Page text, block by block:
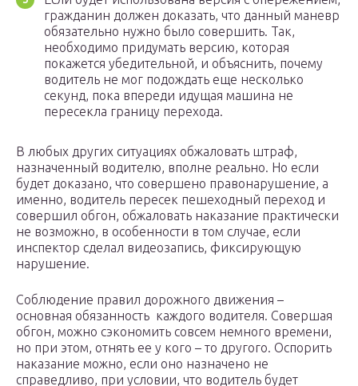
гражданин должен доказать, что данный маневр
обязательно нужно было совершить. Так,
необходимо придумать версию, которая
покажется убедительной, и объяснить, почему
водитель не мог подождать еще несколько
секунд, пока впереди идущая машина не
пересекла границу перехода.
В любых других ситуациях обжаловать штраф,
назначенный водителю, вполне реально. Но если
будет доказано, что совершено правонарушение, а
именно, водитель пересек пешеходный переход и
совершил обгон, обжаловать наказание практически
не возможно, в особенности в том случае, если
инспектор сделал видеозапись, фиксирующую
нарушение.
Соблюдение правил дорожного движения –
основная обязанность каждого водителя. Совершая
обгон, можно сэкономить совсем немного времени,
но при этом, отнять ее у кого – то другого. Оспорить
наказание можно, если оно назначено не
справедливо, при условии, что водитель будет